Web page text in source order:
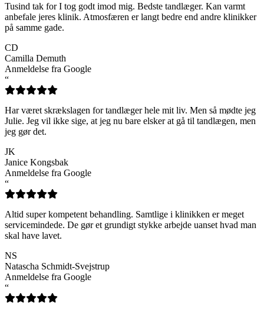
Tusind tak for I tog godt imod mig. Bedste tandlæger. Kan varmt
anbefale jeres klinik. Atmosfæren er langt bedre end andre klinikker
på samme gade.
CD
Camilla Demuth
Anmeldelse fra Google
“
Har været skrækslagen for tandlæger hele mit liv. Men så mødte jeg
Julie. Jeg vil ikke sige, at jeg nu bare elsker at gå til tandlægen, men
jeg gør det.
JK
Janice Kongsbak
Anmeldelse fra Google
“
Altid super kompetent behandling. Samtlige i klinikken er meget
servicemindede. De gør et grundigt stykke arbejde uanset hvad man
skal have lavet.
NS
Natascha Schmidt-Svejstrup
Anmeldelse fra Google
“